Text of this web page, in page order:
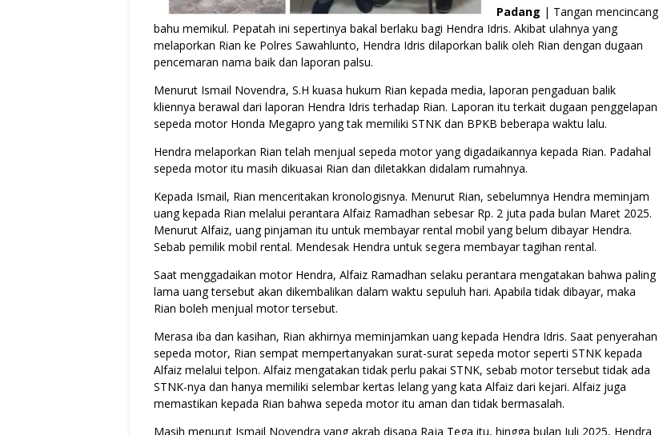
Padang | Tangan mencincang
bahu memikul. Pepatah ini sepertinya bakal berlaku bagi Hendra Idris. Akibat ulahnya yang
melaporkan Rian ke Polres Sawahlunto, Hendra Idris dilaporkan balik oleh Rian dengan dugaan
pencemaran nama baik dan laporan palsu.
Menurut Ismail Novendra, S.H kuasa hukum Rian kepada media, laporan pengaduan balik
kliennya berawal dari laporan Hendra Idris terhadap Rian. Laporan itu terkait dugaan penggelapan
sepeda motor Honda Megapro yang tak memiliki STNK dan BPKB beberapa waktu lalu.
Hendra melaporkan Rian telah menjual sepeda motor yang digadaikannya kepada Rian. Padahal
sepeda motor itu masih dikuasai Rian dan diletakkan didalam rumahnya.
Kepada Ismail, Rian menceritakan kronologisnya. Menurut Rian, sebelumnya Hendra meminjam
uang kepada Rian melalui perantara Alfaiz Ramadhan sebesar Rp. 2 juta pada bulan Maret 2025.
Menurut Alfaiz, uang pinjaman itu untuk membayar rental mobil yang belum dibayar Hendra.
Sebab pemilik mobil rental. Mendesak Hendra untuk segera membayar tagihan rental.
Saat menggadaikan motor Hendra, Alfaiz Ramadhan selaku perantara mengatakan bahwa paling
lama uang tersebut akan dikembalikan dalam waktu sepuluh hari. Apabila tidak dibayar, maka
Rian boleh menjual motor tersebut.
Merasa iba dan kasihan, Rian akhirnya meminjamkan uang kepada Hendra Idris. Saat penyerahan
sepeda motor, Rian sempat mempertanyakan surat-surat sepeda motor seperti STNK kepada
Alfaiz melalui telpon. Alfaiz mengatakan tidak perlu pakai STNK, sebab motor tersebut tidak ada
STNK-nya dan hanya memiliki selembar kertas lelang yang kata Alfaiz dari kejari. Alfaiz juga
memastikan kepada Rian bahwa sepeda motor itu aman dan tidak bermasalah.
Masih menurut Ismail Novendra yang akrab disapa Raja Tega itu, hingga bulan Juli 2025, Hendra